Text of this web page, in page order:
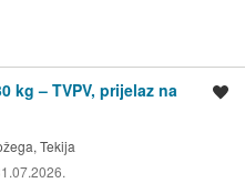
kg – TVPV, prijelaz na
Tekija